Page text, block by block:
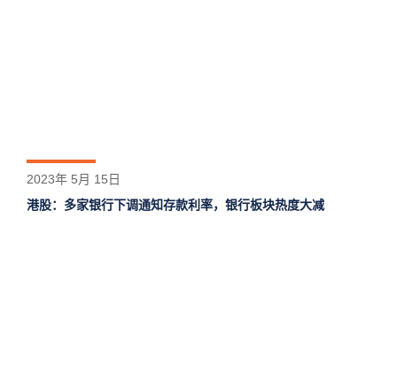
2023年 5月 15日
港股：多家银行下调通知存款利率，银行板块热度大减